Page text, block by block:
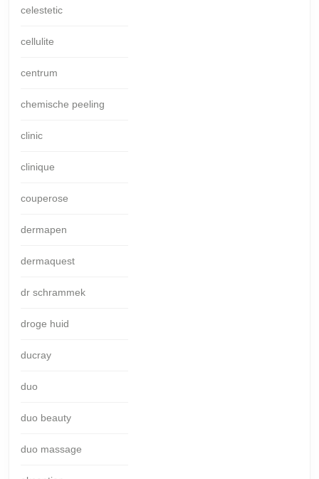
celestetic
cellulite
centrum
chemische peeling
clinic
clinique
couperose
dermapen
dermaquest
dr schrammek
droge huid
ducray
duo
duo beauty
duo massage